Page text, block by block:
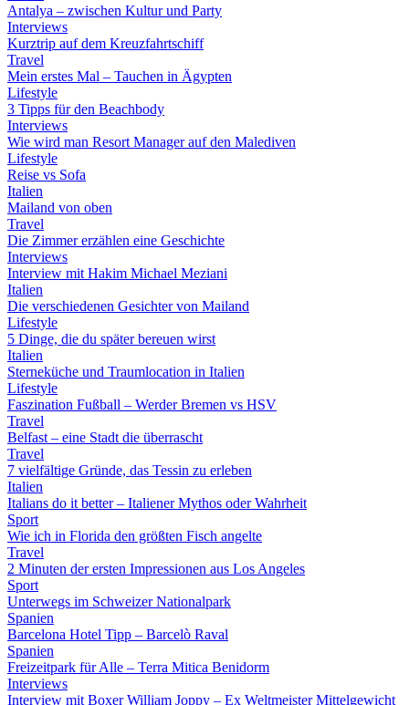
Antalya – zwischen Kultur und Party
Interviews
Kurztrip auf dem Kreuzfahrtschiff
Travel
Mein erstes Mal – Tauchen in Ägypten
Lifestyle
3 Tipps für den Beachbody
Interviews
Wie wird man Resort Manager auf den Malediven
Lifestyle
Reise vs Sofa
Italien
Mailand von oben
Travel
Die Zimmer erzählen eine Geschichte
Interviews
Interview mit Hakim Michael Meziani
Italien
Die verschiedenen Gesichter von Mailand
Lifestyle
5 Dinge, die du später bereuen wirst
Italien
Sterneküche und Traumlocation in Italien
Lifestyle
Faszination Fußball – Werder Bremen vs HSV
Travel
Belfast – eine Stadt die überrascht
Travel
7 vielfältige Gründe, das Tessin zu erleben
Italien
Italians do it better – Italiener Mythos oder Wahrheit
Sport
Wie ich in Florida den größten Fisch angelte
Travel
2 Minuten der ersten Impressionen aus Los Angeles
Sport
Unterwegs im Schweizer Nationalpark
Spanien
Barcelona Hotel Tipp – Barcelò Raval
Spanien
Freizeitpark für Alle – Terra Mitica Benidorm
Interviews
Interview mit Boxer William Joppy – Ex Weltmeister Mittelgewicht